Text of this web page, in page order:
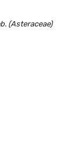
(Asteraceae)